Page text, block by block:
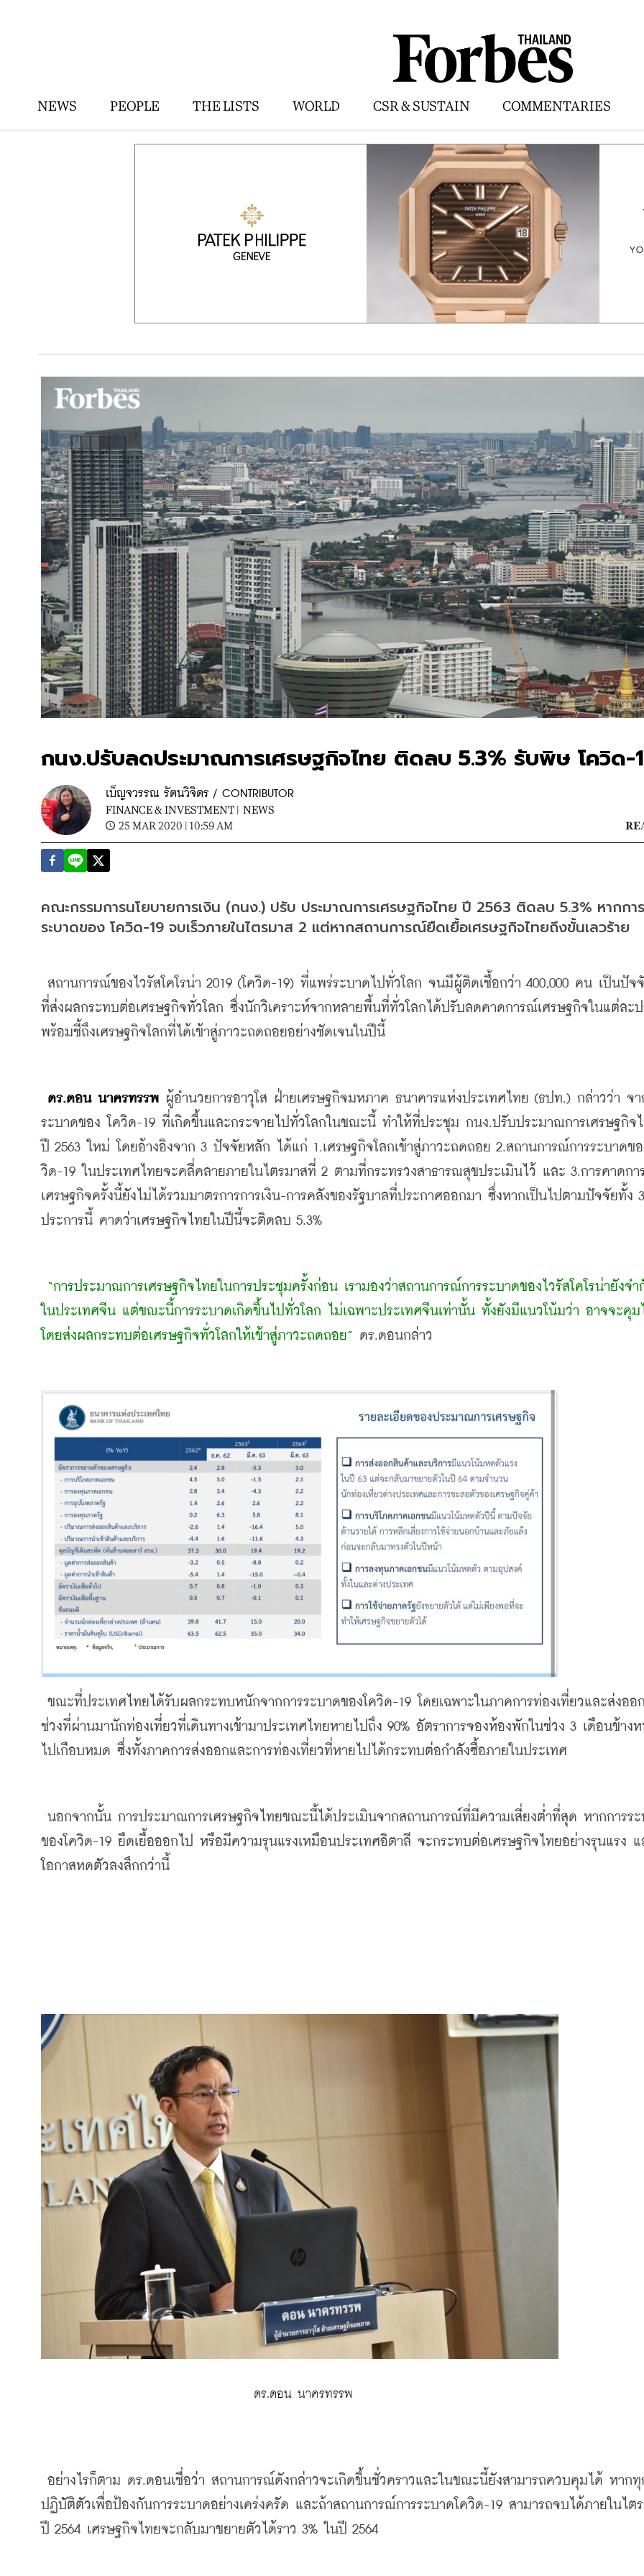
NEWS PEOPLE THE LISTS WORLD CSR & SUSTAIN COMMENTARIES
กนง.ปรับลดประมาณการเศรษฐกิจไทย ติดลบ 5.3% รับพิษ โควิด-
เบ็ญจวรรณ รัตนวิจิตร / CONTRIBUTOR
FINANCE & INVESTMENT | NEWS
25 MAR 2020 | 10:59 AM
คณะกรรมการนโยบายการเงิน (กนง.) ปรับ ประมาณการเศรษฐกิจไทย ปี 2563 ติดลบ 5.3% หากการ
ระบาดของ โควิด-19 จบเร็วภายในไตรมาส 2 แต่หากสถานการณ์ยืดเยื้อเศรษฐกิจไทยถึงขั้นเลวร้าย
ที่ส่งผลกระทบต่อเศรษฐกิจทั่วโลก ซึ่งนักวิเคราะห์จากหลายพื้นที่ทั่วโลกได้ปรับลดคาดการณ์เศรษฐกิจในแต่ละป
พร้อมชี้ถึงเศรษฐกิจโลกที่ได้เข้าสู่ภาวะถดถอยอย่างชัดเจนในปีนี้
ดร.ดอน นาครทรรพ ผู้อำนวยการอาวุโส ฝ่ายเศรษฐกิจมหภาค ธนาคารแห่งประเทศไทย (ธปท.) กล่าวว่า จา
ระบาดของ โควิด-19 ที่เกิดขึ้นและกระจายไปทั่วโลกในขณะนี้ ทำให้ที่ประชุม กนง.ปรับประมาณการเศรษฐกิจ
ปี 2563 ใหม่ โดยอ้างอิงจาก 3 ปัจจัยหลัก ได้แก่ 1.เศรษฐกิจโลกเข้าสู่ภาวะถดถอย 2.สถานการณ์การระบาดขอ
วิด-19 ในประเทศไทยจะคลี่คลายภายในไตรมาสที่ 2 ตามที่กระทรวงสาธารณสุขประเมินไว้ และ 3.การคาดก
เศรษฐกิจครั้งนี้ยังไม่ได้รวมมาตรการการเงิน-การคลังของรัฐบาลที่ประกาศออกมา ซึ่งหากเป็นไปตามปัจจัยทั้ง 3
ประการนี้ คาดว่าเศรษฐกิจไทยในปีนี้จะติดลบ 5.3%
ในประเทศจีน แต่ขณะนี้การระบาดเกิดขึ้นไปทั่วโลก ไม่เฉพาะประเทศจีนเท่านั้น ทั้งยังมีแนวโน้มว่า อาจจะคุม
โดยส่งผลกระทบต่อเศรษฐกิจทั่วโลกให้เข้าสู่ภาวะถดถอย” ดร.ดอนกล่าว
ช่วงที่ผ่านมานักท่องเที่ยวที่เดินทางเข้ามาประเทศไทยหายไปถึง 90% อัตราการจองห้องพักในช่วง 3 เดือนข้าง
ไปเกือบหมด ซึ่งทั้งภาคการส่งออกและการท่องเที่ยวที่หายไปได้กระทบต่อกำลังซื้อภายในประเทศ
ของโควิด-19 ยืดเยื้อออกไป หรือมีความรุนแรงเหมือนประเทศอิตาลี จะกระทบต่อเศรษฐกิจไทยอย่างรุนแรง
โอกาสหดตัวลงลึกกว่านี้
ดร.ดอน นาครทรรพ
ปฏิบัติตัวเพื่อป้องกันการระบาดอย่างเคร่งครัด และถ้าสถานการณ์การระบาดโควิด-19 สามารถจบได้ภายในไต
ปี 2564 เศรษฐกิจไทยจะกลับมาขยายตัวได้ราว 3% ในปี 2564